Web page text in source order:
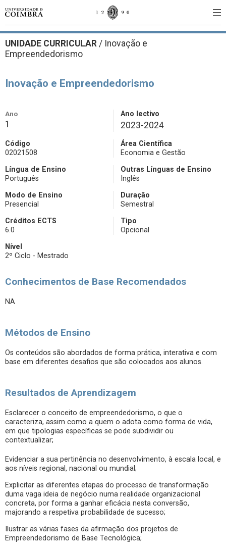
UNIDADE CURRICULAR / Inovação e
Empreendedorismo
Inovação e Empreendedorismo
Ano
1
Ano lectivo
2023-2024
Código
02021508
Área Científica
Economia e Gestão
Língua de Ensino
Português
Outras Línguas de Ensino
Inglês
Modo de Ensino
Presencial
Duração
Semestral
Créditos ECTS
6.0
Tipo
Opcional
Nível
2º Ciclo - Mestrado
Conhecimentos de Base Recomendados
NA
Métodos de Ensino
Os conteúdos são abordados de forma prática, interativa e com
base em diferentes desafios que são colocados aos alunos.
Resultados de Aprendizagem
Esclarecer o conceito de empreendedorismo, o que o
caracteriza, assim como a quem o adota como forma de vida,
em que tipologias específicas se pode subdividir ou
contextualizar;
Evidenciar a sua pertinência no desenvolvimento, à escala local, e
aos níveis regional, nacional ou mundial;
Explicitar as diferentes etapas do processo de transformação
duma vaga ideia de negócio numa realidade organizacional
concreta, por forma a ganhar eficácia nesta conversão,
majorando a respetiva probabilidade de sucesso;
Ilustrar as várias fases da afirmação dos projetos de
Empreendedorismo de Base Tecnológica;